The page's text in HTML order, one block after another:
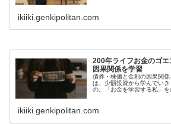
す。担保するといってもリ
すね。
ikiiki.genkipolitan.com
200年ライフお金のゴ
因果関係を学習
債券・株価と金利の因果関
は、少額投資から学んでい
の。「お金を学習する私」
ikiiki.genkipolitan.com